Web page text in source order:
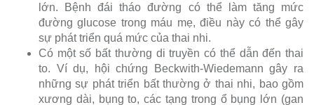
lớn. Bệnh đái tháo đường có thể làm tăng mức
đường glucose trong máu mẹ, điều này có thể gây
sự phát triển quá mức của thai nhi.
Có một số bất thường di truyền có thể dẫn đến thai
to. Ví dụ, hội chứng Beckwith-Wiedemann gây ra
những sự phát triển bất thường ở thai nhi, bao gồm
xương dài, bụng to, các tạng trong ổ bụng lớn (gan